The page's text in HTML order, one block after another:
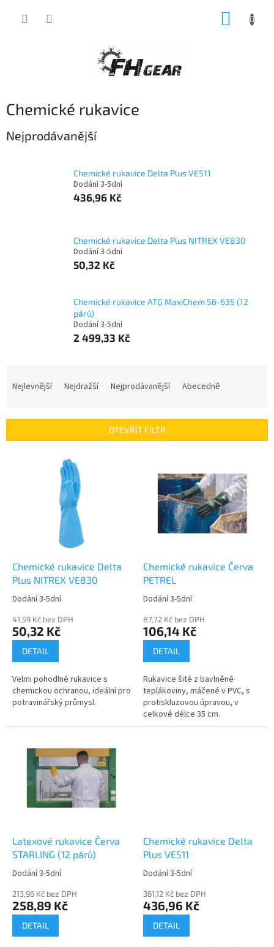
Chemické rukavice
Nejprodávanější
Chemické rukavice Delta Plus VE511
Dodání 3-5dní
436,96 Kč
Chemické rukavice Delta Plus NITREX VE830
Dodání 3-5dní
50,32 Kč
Chemické rukavice ATG MaxiChem 56-635 (12
párů)
Dodání 3-5dní
2 499,33 Kč
í
Nejlevnější Nejdražší Nejprodávanější Abecedně
OTEVŘÍT FILTR
Chemické rukavice Delta
Plus NITREX VE830
Dodání 3-5dní
41,59 Kč bez DPH
50,32 Kč
DETAIL
Velmi pohodlné rukavice s
chemickou ochranou, ideální pro
potravinářský průmysl.
Chemické rukavice Červa
PETREL
Dodání 3-5dní
87,72 Kč bez DPH
106,14 Kč
DETAIL
Rukavice šité z bavlněné
teplákoviny, máčené v PVC, s
protiskluzovou úpravou, v
celkové délce 35 cm.
Latexové rukavice Červa
STARLING (12 párů)
Dodání 3-5dní
213,96 Kč bez DPH
258,89 Kč
DETAIL
Chemické rukavice Delta
Plus VE511
Dodání 3-5dní
361,12 Kč bez DPH
436,96 Kč
DETAIL